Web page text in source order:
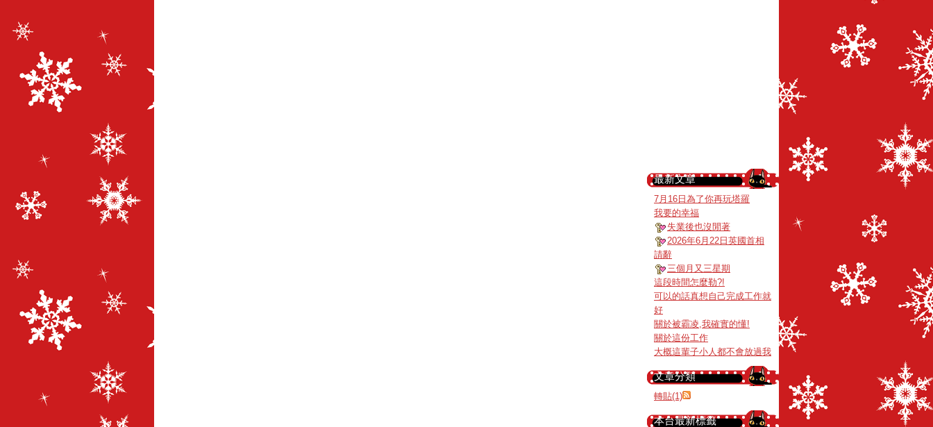
最新文章
7月16日為了你再玩塔羅
我要的幸福
失業後也沒閒著
2026年6月22日英國首相
請辭
三個月又三星期
這段時間怎麼勒?!
可以的話真想自己完成工作就
好
關於被霸凌,我確實的懂!
關於這份工作
大概這輩子小人都不會放過我
文章分類
轉貼(1)
本台最新標籤